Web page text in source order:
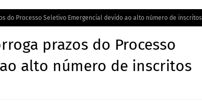
do Processo Seletivo Emergencial devido ao alto número de inscritos
prazos do Processo
alto número de inscritos